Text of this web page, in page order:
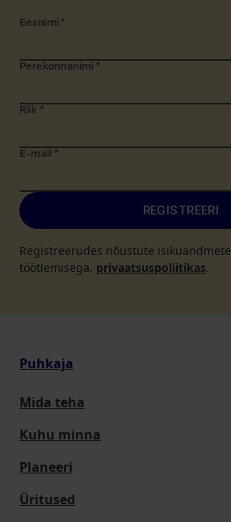
Eesnimi *
Perekonnanimi *
Riik *
E-mail *
REGISTREERI
Registreerudes nõustute isikuandmete
töötlemisega. privaatsuspoliitikas.
Puhkaja
Mida teha
Kuhu minna
Planeeri
Üritused